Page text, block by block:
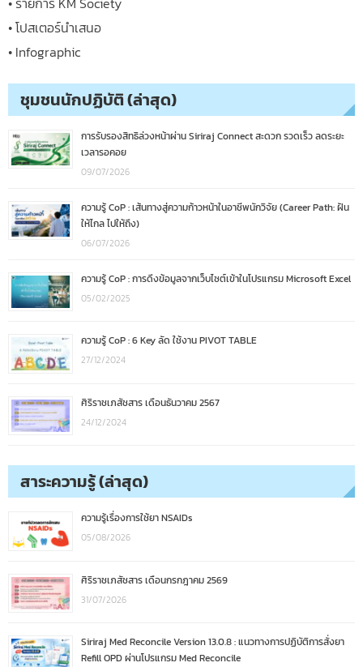
• โปสเตอร์นำเสนอ
• Infographic
ชุมชนนักปฏิบัติ (ล่าสุด)
การรับรองสิทธิล่วงหน้าผ่าน Siriraj Connect สะดวก รวดเร็ว ลดระยะ
เวลารอคอย
09/07/2026
ความรู้ CoP : เส้นทางสู่ความก้าวหน้าในอาชีพนักวิจัย (Career Path: ฝัน
ให้ไกล ไปให้ถึง)
06/07/2026
ความรู้ CoP : การดึงข้อมูลจากเว็บไซต์เข้าในโปรแกรม Microsoft Excel
05/02/2025
ความรู้ CoP : 6 Key ลัด ใช้งาน PIVOT TABLE
27/12/2024
ศิริราชเภสัชสาร เดือนธันวาคม 2567
24/12/2024
สาระความรู้ (ล่าสุด)
ความรู้เรื่องการใช้ยา NSAIDs
05/08/2026
ศิริราชเภสัชสาร เดือนกรกฎาคม 2569
31/07/2026
Siriraj Med Reconcile Version 13.0.8 : แนวทางการปฏิบัติการสั่งยา
Refill OPD ผ่านโปรแกรม Med Reconcile